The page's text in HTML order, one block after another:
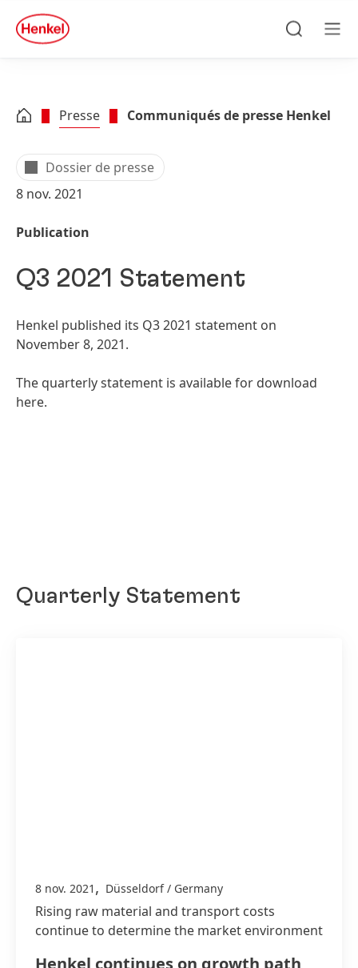
Skip to main content
Skip to footer
quick
search
Presse Communiqués de presse Henkel
Dossier de presse
8 nov. 2021
Publication
Q3 2021 Statement
Henkel published its Q3 2021 statement on
November 8, 2021.
The quarterly statement is available for download
here.
Quarterly Statement
8 nov. 2021 , Düsseldorf / Germany
Rising raw material and transport costs
continue to determine the market environment
Henkel continues on growth path